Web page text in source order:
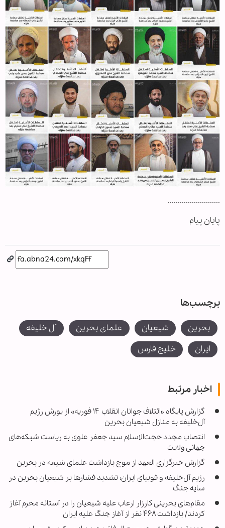
..........................
پایان پیام
برچسب‌ها
بحرین شیعیان علمای بحرین
آل خلیفه
ایران
خلیج فارس
اخبار مرتبط
گزارش پایگاه «ائتلاف جوانان انقلاب ۱۴ فوریه» از یورش رژیم
آل‌خلیفه به منازل شیعیان بحرین
انتصاب مجدد حجت‌الاسلام سید جعفر علوی به ریاست شبکه‌های
جهانی ولایت
گزارش خبرگزاری العهد از موج بازداشت علمای شیعه در بحرین
رژیم آل‌خلیفه و فوبیای ایران؛ تشدید فشارها بر شیعیان بحرین در
سایه جنگ
مقام‌های بحرینی کارزار ارعاب علیه شیعیان را در آستانه محرم آغاز
کردند/ بازداشت ۴۶۸ نفر از آغاز جنگ علیه ایران